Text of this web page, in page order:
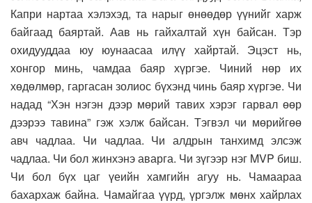
Капри нартаа хэлэхэд, та нарыг өнөөдөр үүнийг харж
байгаад баяртай. Аав нь гайхалтай хүн байсан. Тэр
охидууддаа юу юунаасаа илүү хайртай. Эцэст нь,
хонгор минь, чамдаа баяр хүргэе. Чиний нөр их
хөдөлмөр, гаргасан золиос бүхэнд чинь баяр хүргэе. Чи
надад “Хэн нэгэн дээр мөрий тавих хэрэг гарвал өөр
дээрээ тавина” гэж хэлж байсан. Тэгвэл чи мөрийгөө
авч чадлаа. Чи чадлаа. Чи алдрын танхимд элсэж
чадлаа. Чи бол жинхэнэ аварга. Чи зүгээр нэг MVP биш.
Чи бол бүх цаг үеийн хамгийн агуу нь. Чамаараа
бахархаж байна. Чамайгаа үүрд, үргэлж мөнх хайрлах